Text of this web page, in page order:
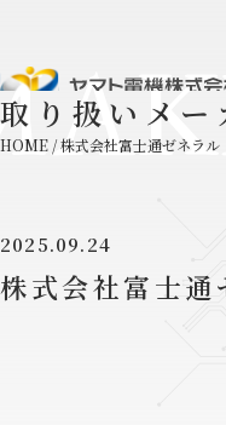
取り扱いメー
HOME /株式会社富士通ゼネラル
2025.09.24
株式会社富士通